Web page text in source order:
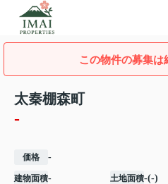
この物件の募集は
太秦棚森町
-
価格 -
建物面積- 土地面積-(-)